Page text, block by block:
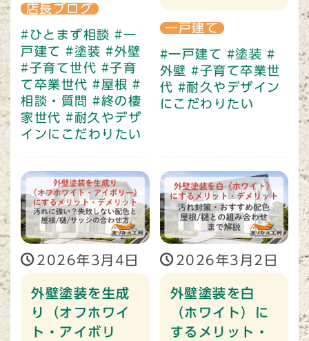
店長ブログ
#ひとまず相談 #一
戸建て #塗装 #外壁
#子育て世代 #子育
て卒業世代 #屋根 #
相談・質問 #終の棲
家世代 #耐久やデザ
インにこだわりたい
一戸建て
#一戸建て #塗装 #
外壁 #子育て卒業世
代 #耐久やデザイン
にこだわりたい
2026年3月4日
外壁塗装を生成
り（オフホワイ
ト・アイボリ
2026年3月2日
外壁塗装を白
（ホワイト）に
するメリット・